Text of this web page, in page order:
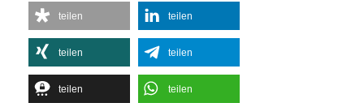
teilen teilen
teilen teilen
teilen teilen